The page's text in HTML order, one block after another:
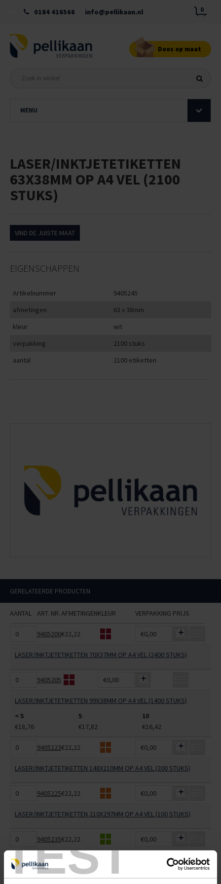
TEST
0184 416566 info@pellikaan.nl 0
Doos op maat
MENU
LASER/INKTJETETIKETTEN
63X38MM OP A4 VEL (2100
STUKS)
VIND DE JUISTE MAAT
EIGENSCHAPPEN
Artikelnummer
9405245
afmetingen
63 x 38mm
kleur
wit
verpakking
2100 stuks
aantal
2100 etiketten
GERELATEERDE PRODUCTEN
AANTAL ART. NR.AFMETINGENKLEUR VERPAKKING PRIJS
9405200€22,22 €0,00
LASER/INKTJETETIKETTEN 70X37MM OP A4 VEL (2400 STUKS)
9405205 €0,00
LASER/INKTJETETIKETTEN 99X38MM OP A4 VEL (1400 STUKS)
< 5
5
10
€18,76
€17,82 €16,42
9405223€22,22 €0,00
LASER/INKTJETETIKETTEN 148X210MM OP A4 VEL (200 STUKS)
9405225€22,22 €0,00
LASER/INKTJETETIKETTEN 210X297MM OP A4 VEL (100 STUKS)
9405235€22,22 €0,00
LASER/INKTJETETIKETTEN 105X148MM OP A4 VEL (400 STUKS)